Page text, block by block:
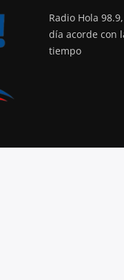
Radio Hola
día acorde con
tiempo